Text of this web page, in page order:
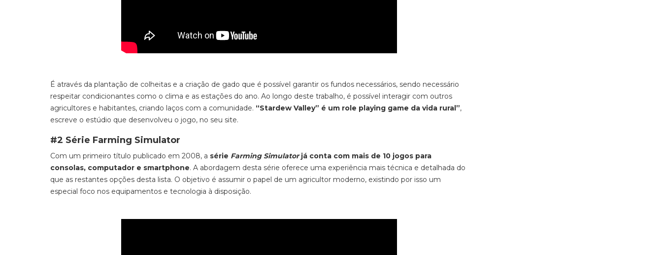
É através da plantação de colheitas e a criação de gado que é possível garantir os fundos necessários, sendo necessário
respeitar condicionantes como o clima e as estações do ano. Ao longo deste trabalho, é possível interagir com outros
agricultores e habitantes, criando laços com a comunidade. “Stardew Valley” é um role playing game da vida rural”,
escreve o estúdio que desenvolveu o jogo, no seu site.
#2 Série Farming Simulator
Com um primeiro título publicado em 2008, a série Farming Simulatorjá conta com mais de 10 jogos para
consolas, computador e smartphone. A abordagem desta série oferece uma experiência mais técnica e detalhada do
que as restantes opções desta lista. O objetivo é assumir o papel de um agricultor moderno, existindo por isso um
especial foco nos equipamentos e tecnologia à disposição.